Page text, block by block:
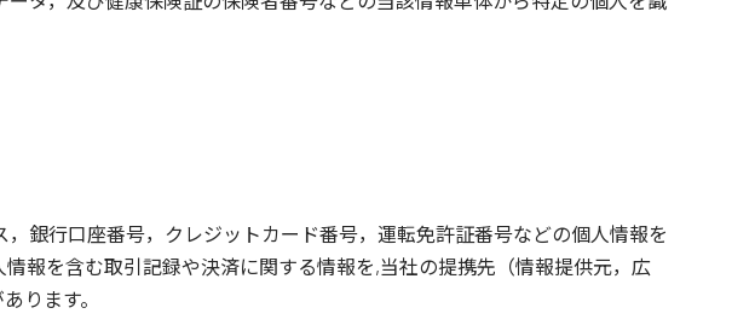
銀行口座番号，クレジットカード番号，運転免許証番号などの個人情報を
報を含む取引記録や決済に関する情報を,当社の提携先（情報提供元，広
ります。